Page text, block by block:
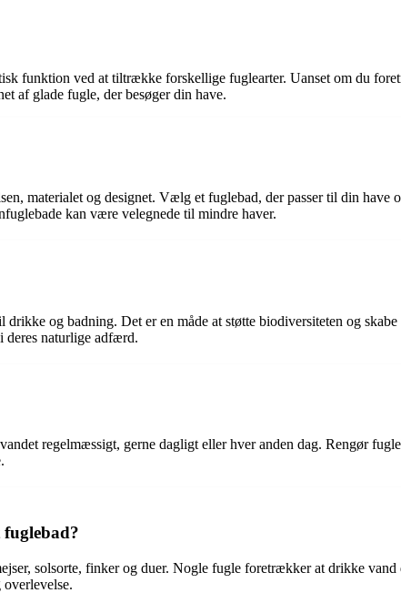
funktion ved at tiltrække forskellige fuglearter. Uanset om du
af glade fugle, der besøger din have.
materialet og designet. Vælg et fuglebad, der passer til din
kan være velegnede til mindre haver.
og badning. Det er en måde at støtte biodiversiteten og
deres naturlige adfærd.
regelmæssigt, gerne dagligt eller hver anden dag. Rengør
solsorte, finker og duer. Nogle fugle foretrækker at drikke